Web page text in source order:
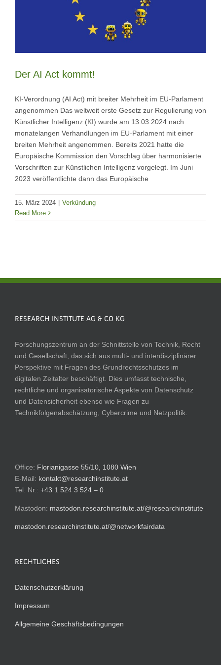
Der AI Act kommt!
KI-Verordnung (AI Act) mit breiter Mehrheit im EU-Parlament
angenommen Das weltweit erste Gesetz zur Regulierung von
Künstlicher Intelligenz (KI) wurde am 13.03.2024 nach
monatelangen Verhandlungen im EU-Parlament mit einer
breiten Mehrheit angenommen. Bereits 2021 hatte die
Europäische Kommission den Vorschlag über harmonisierte
Vorschriften zur Künstlichen Intelligenz vorgelegt. Im Juni
2023 veröffentlichte dann das Europäische
15. März 2024 | Verkündung
Read More
RESEARCH INSTITUTE AG & CO KG
Forschungszentrum an der Schnittstelle von Technik, Recht
und Gesellschaft, das sich aus multi- und interdisziplinärer
Perspektive mit Fragen des Grundrechtsschutzes im
digitalen Zeitalter beschäftigt. Dies umfasst technische,
rechtliche und organisatorische Aspekte von Datenschutz
und Datensicherheit ebenso wie Fragen zu
Technikfolgenabschätzung, Cybercrime und Netzpolitik.
Office: Florianigasse 55/10, 1080 Wien
E-Mail: kontakt@researchinstitute.at
Tel. Nr.: +43 1 524 3 524 – 0
Mastodon: mastodon.researchinstitute.at/@researchinstitute
mastodon.researchinstitute.at/@networkfairdata
RECHTLICHES
Datenschutzerklärung
Impressum
Allgemeine Geschäftsbedingungen